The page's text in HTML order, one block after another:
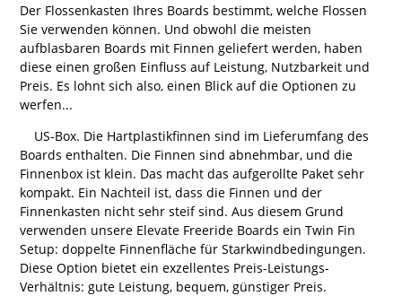
Der Flossenkasten Ihres Boards bestimmt, welche Flossen
Sie verwenden können. Und obwohl die meisten
aufblasbaren Boards mit Finnen geliefert werden, haben
diese einen großen Einfluss auf Leistung, Nutzbarkeit und
Preis. Es lohnt sich also, einen Blick auf die Optionen zu
werfen...
US-Box. Die Hartplastikfinnen sind im Lieferumfang des
Boards enthalten. Die Finnen sind abnehmbar, und die
Finnenbox ist klein. Das macht das aufgerollte Paket sehr
kompakt. Ein Nachteil ist, dass die Finnen und der
Finnenkasten nicht sehr steif sind. Aus diesem Grund
verwenden unsere Elevate Freeride Boards ein Twin Fin
Setup: doppelte Finnenfläche für Starkwindbedingungen.
Diese Option bietet ein exzellentes Preis-Leistungs-
Verhältnis: gute Leistung, bequem, günstiger Preis.